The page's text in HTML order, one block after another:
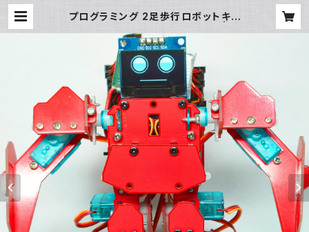
プログラミング 2足歩行ロボットキッ
ューズ ロボティクス